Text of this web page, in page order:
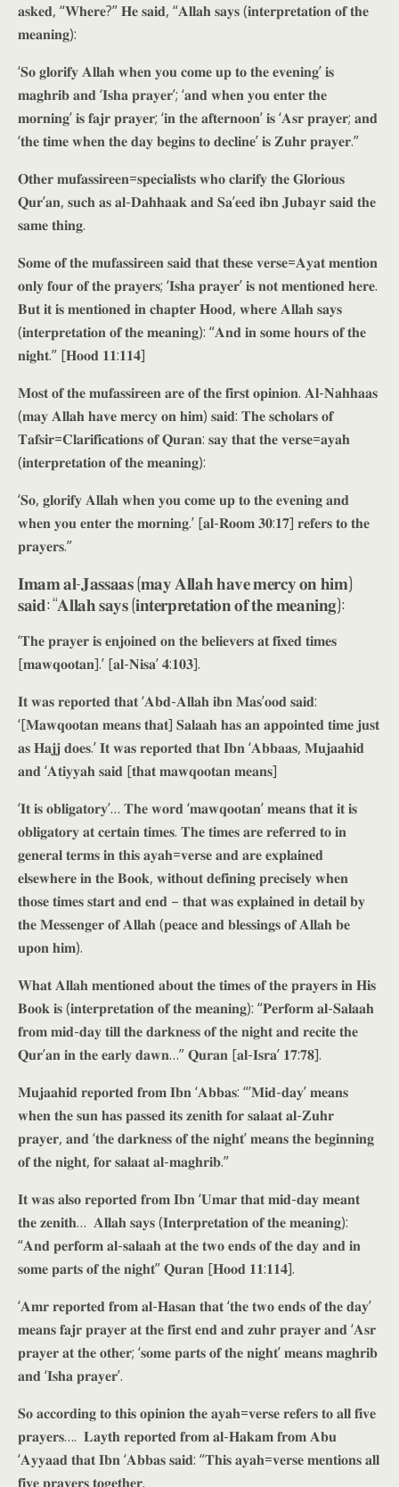
𝐚𝐬𝐤𝐞𝐝, “𝐖𝐡𝐞𝐫𝐞?” 𝐇𝐞 𝐬𝐚𝐢𝐝, “𝐀𝐥𝐥𝐚𝐡 𝐬𝐚𝐲𝐬 (𝐢𝐧𝐭𝐞𝐫𝐩𝐫𝐞𝐭𝐚𝐭𝐢𝐨𝐧 𝐨𝐟 𝐭𝐡𝐞
𝐦𝐞𝐚𝐧𝐢𝐧𝐠):
‘𝐒𝐨 𝐠𝐥𝐨𝐫𝐢𝐟𝐲 𝐀𝐥𝐥𝐚𝐡 𝐰𝐡𝐞𝐧 𝐲𝐨𝐮 𝐜𝐨𝐦𝐞 𝐮𝐩 𝐭𝐨 𝐭𝐡𝐞 𝐞𝐯𝐞𝐧𝐢𝐧𝐠’ 𝐢𝐬
𝐦𝐚𝐠𝐡𝐫𝐢𝐛 𝐚𝐧𝐝 ‘𝐈𝐬𝐡𝐚 𝐩𝐫𝐚𝐲𝐞𝐫’; ‘𝐚𝐧𝐝 𝐰𝐡𝐞𝐧 𝐲𝐨𝐮 𝐞𝐧𝐭𝐞𝐫 𝐭𝐡𝐞
𝐦𝐨𝐫𝐧𝐢𝐧𝐠’ 𝐢𝐬 𝐟𝐚𝐣𝐫 𝐩𝐫𝐚𝐲𝐞𝐫; ‘𝐢𝐧 𝐭𝐡𝐞 𝐚𝐟𝐭𝐞𝐫𝐧𝐨𝐨𝐧’ 𝐢𝐬 ‘𝐀𝐬𝐫 𝐩𝐫𝐚𝐲𝐞𝐫; 𝐚𝐧𝐝
‘𝐭𝐡𝐞 𝐭𝐢𝐦𝐞 𝐰𝐡𝐞𝐧 𝐭𝐡𝐞 𝐝𝐚𝐲 𝐛𝐞𝐠𝐢𝐧𝐬 𝐭𝐨 𝐝𝐞𝐜𝐥𝐢𝐧𝐞’ 𝐢𝐬 𝐙𝐮𝐡𝐫 𝐩𝐫𝐚𝐲𝐞𝐫.”
𝐎𝐭𝐡𝐞𝐫 𝐦𝐮𝐟𝐚𝐬𝐬𝐢𝐫𝐞𝐞𝐧=𝐬𝐩𝐞𝐜𝐢𝐚𝐥𝐢𝐬𝐭𝐬 𝐰𝐡𝐨 𝐜𝐥𝐚𝐫𝐢𝐟𝐲 𝐭𝐡𝐞 𝐆𝐥𝐨𝐫𝐢𝐨𝐮𝐬
𝐐𝐮𝐫’𝐚𝐧, 𝐬𝐮𝐜𝐡 𝐚𝐬 𝐚𝐥-𝐃𝐚𝐡𝐡𝐚𝐚𝐤 𝐚𝐧𝐝 𝐒𝐚’𝐞𝐞𝐝 𝐢𝐛𝐧 𝐉𝐮𝐛𝐚𝐲𝐫 𝐬𝐚𝐢𝐝 𝐭𝐡𝐞
𝐬𝐚𝐦𝐞 𝐭𝐡𝐢𝐧𝐠.
𝐒𝐨𝐦𝐞 𝐨𝐟 𝐭𝐡𝐞 𝐦𝐮𝐟𝐚𝐬𝐬𝐢𝐫𝐞𝐞𝐧 𝐬𝐚𝐢𝐝 𝐭𝐡𝐚𝐭 𝐭𝐡𝐞𝐬𝐞 𝐯𝐞𝐫𝐬𝐞=𝐀𝐲𝐚𝐭 𝐦𝐞𝐧𝐭𝐢𝐨𝐧
𝐨𝐧𝐥𝐲 𝐟𝐨𝐮𝐫 𝐨𝐟 𝐭𝐡𝐞 𝐩𝐫𝐚𝐲𝐞𝐫𝐬; ‘𝐈𝐬𝐡𝐚 𝐩𝐫𝐚𝐲𝐞𝐫’ 𝐢𝐬 𝐧𝐨𝐭 𝐦𝐞𝐧𝐭𝐢𝐨𝐧𝐞𝐝 𝐡𝐞𝐫𝐞.
𝐁𝐮𝐭 𝐢𝐭 𝐢𝐬 𝐦𝐞𝐧𝐭𝐢𝐨𝐧𝐞𝐝 𝐢𝐧 𝐜𝐡𝐚𝐩𝐭𝐞𝐫 𝐇𝐨𝐨𝐝, 𝐰𝐡𝐞𝐫𝐞 𝐀𝐥𝐥𝐚𝐡 𝐬𝐚𝐲𝐬
(𝐢𝐧𝐭𝐞𝐫𝐩𝐫𝐞𝐭𝐚𝐭𝐢𝐨𝐧 𝐨𝐟 𝐭𝐡𝐞 𝐦𝐞𝐚𝐧𝐢𝐧𝐠): “𝐀𝐧𝐝 𝐢𝐧 𝐬𝐨𝐦𝐞 𝐡𝐨𝐮𝐫𝐬 𝐨𝐟 𝐭𝐡𝐞
𝐧𝐢𝐠𝐡𝐭.” [𝐇𝐨𝐨𝐝 𝟏𝟏:𝟏𝟏𝟒]
𝐌𝐨𝐬𝐭 𝐨𝐟 𝐭𝐡𝐞 𝐦𝐮𝐟𝐚𝐬𝐬𝐢𝐫𝐞𝐞𝐧 𝐚𝐫𝐞 𝐨𝐟 𝐭𝐡𝐞 𝐟𝐢𝐫𝐬𝐭 𝐨𝐩𝐢𝐧𝐢𝐨𝐧. 𝐀𝐥-𝐍𝐚𝐡𝐡𝐚𝐚𝐬
(𝐦𝐚𝐲 𝐀𝐥𝐥𝐚𝐡 𝐡𝐚𝐯𝐞 𝐦𝐞𝐫𝐜𝐲 𝐨𝐧 𝐡𝐢𝐦) 𝐬𝐚𝐢𝐝: 𝐓𝐡𝐞 𝐬𝐜𝐡𝐨𝐥𝐚𝐫𝐬 𝐨𝐟
𝐓𝐚𝐟𝐬𝐢𝐫=𝐂𝐥𝐚𝐫𝐢𝐟𝐢𝐜𝐚𝐭𝐢𝐨𝐧𝐬 𝐨𝐟 𝐐𝐮𝐫𝐚𝐧: 𝐬𝐚𝐲 𝐭𝐡𝐚𝐭 𝐭𝐡𝐞 𝐯𝐞𝐫𝐬𝐞=𝐚𝐲𝐚𝐡
(𝐢𝐧𝐭𝐞𝐫𝐩𝐫𝐞𝐭𝐚𝐭𝐢𝐨𝐧 𝐨𝐟 𝐭𝐡𝐞 𝐦𝐞𝐚𝐧𝐢𝐧𝐠):
‘𝐒𝐨, 𝐠𝐥𝐨𝐫𝐢𝐟𝐲 𝐀𝐥𝐥𝐚𝐡 𝐰𝐡𝐞𝐧 𝐲𝐨𝐮 𝐜𝐨𝐦𝐞 𝐮𝐩 𝐭𝐨 𝐭𝐡𝐞 𝐞𝐯𝐞𝐧𝐢𝐧𝐠 𝐚𝐧𝐝
𝐰𝐡𝐞𝐧 𝐲𝐨𝐮 𝐞𝐧𝐭𝐞𝐫 𝐭𝐡𝐞 𝐦𝐨𝐫𝐧𝐢𝐧𝐠.’ [𝐚𝐥-𝐑𝐨𝐨𝐦 𝟑𝟎:𝟏𝟕] 𝐫𝐞𝐟𝐞𝐫𝐬 𝐭𝐨 𝐭𝐡𝐞
𝐩𝐫𝐚𝐲𝐞𝐫𝐬.”
𝐈𝐦𝐚𝐦 𝐚𝐥-𝐉𝐚𝐬𝐬𝐚𝐚𝐬 (𝐦𝐚𝐲 𝐀𝐥𝐥𝐚𝐡 𝐡𝐚𝐯𝐞 𝐦𝐞𝐫𝐜𝐲 𝐨𝐧 𝐡𝐢𝐦)
𝐬𝐚𝐢𝐝: “𝐀𝐥𝐥𝐚𝐡 𝐬𝐚𝐲𝐬 (𝐢𝐧𝐭𝐞𝐫𝐩𝐫𝐞𝐭𝐚𝐭𝐢𝐨𝐧 𝐨𝐟 𝐭𝐡𝐞 𝐦𝐞𝐚𝐧𝐢𝐧𝐠):
‘𝐓𝐡𝐞 𝐩𝐫𝐚𝐲𝐞𝐫 𝐢𝐬 𝐞𝐧𝐣𝐨𝐢𝐧𝐞𝐝 𝐨𝐧 𝐭𝐡𝐞 𝐛𝐞𝐥𝐢𝐞𝐯𝐞𝐫𝐬 𝐚𝐭 𝐟𝐢𝐱𝐞𝐝 𝐭𝐢𝐦𝐞𝐬
[𝐦𝐚𝐰𝐪𝐨𝐨𝐭𝐚𝐧].’ [𝐚𝐥-𝐍𝐢𝐬𝐚’ 𝟒:𝟏𝟎𝟑].
𝐈𝐭 𝐰𝐚𝐬 𝐫𝐞𝐩𝐨𝐫𝐭𝐞𝐝 𝐭𝐡𝐚𝐭 ‘𝐀𝐛𝐝-𝐀𝐥𝐥𝐚𝐡 𝐢𝐛𝐧 𝐌𝐚𝐬’𝐨𝐨𝐝 𝐬𝐚𝐢𝐝:
‘[𝐌𝐚𝐰𝐪𝐨𝐨𝐭𝐚𝐧 𝐦𝐞𝐚𝐧𝐬 𝐭𝐡𝐚𝐭] 𝐒𝐚𝐥𝐚𝐚𝐡 𝐡𝐚𝐬 𝐚𝐧 𝐚𝐩𝐩𝐨𝐢𝐧𝐭𝐞𝐝 𝐭𝐢𝐦𝐞 𝐣𝐮𝐬𝐭
𝐚𝐬 𝐇𝐚𝐣𝐣 𝐝𝐨𝐞𝐬.’ 𝐈𝐭 𝐰𝐚𝐬 𝐫𝐞𝐩𝐨𝐫𝐭𝐞𝐝 𝐭𝐡𝐚𝐭 𝐈𝐛𝐧 ‘𝐀𝐛𝐛𝐚𝐚𝐬, 𝐌𝐮𝐣𝐚𝐚𝐡𝐢𝐝
𝐚𝐧𝐝 ‘𝐀𝐭𝐢𝐲𝐲𝐚𝐡 𝐬𝐚𝐢𝐝 [𝐭𝐡𝐚𝐭 𝐦𝐚𝐰𝐪𝐨𝐨𝐭𝐚𝐧 𝐦𝐞𝐚𝐧𝐬]
‘𝐈𝐭 𝐢𝐬 𝐨𝐛𝐥𝐢𝐠𝐚𝐭𝐨𝐫𝐲’… 𝐓𝐡𝐞 𝐰𝐨𝐫𝐝 ‘𝐦𝐚𝐰𝐪𝐨𝐨𝐭𝐚𝐧’ 𝐦𝐞𝐚𝐧𝐬 𝐭𝐡𝐚𝐭 𝐢𝐭 𝐢𝐬
𝐨𝐛𝐥𝐢𝐠𝐚𝐭𝐨𝐫𝐲 𝐚𝐭 𝐜𝐞𝐫𝐭𝐚𝐢𝐧 𝐭𝐢𝐦𝐞𝐬. 𝐓𝐡𝐞 𝐭𝐢𝐦𝐞𝐬 𝐚𝐫𝐞 𝐫𝐞𝐟𝐞𝐫𝐫𝐞𝐝 𝐭𝐨 𝐢𝐧
𝐠𝐞𝐧𝐞𝐫𝐚𝐥 𝐭𝐞𝐫𝐦𝐬 𝐢𝐧 𝐭𝐡𝐢𝐬 𝐚𝐲𝐚𝐡=𝐯𝐞𝐫𝐬𝐞 𝐚𝐧𝐝 𝐚𝐫𝐞 𝐞𝐱𝐩𝐥𝐚𝐢𝐧𝐞𝐝
𝐞𝐥𝐬𝐞𝐰𝐡𝐞𝐫𝐞 𝐢𝐧 𝐭𝐡𝐞 𝐁𝐨𝐨𝐤, 𝐰𝐢𝐭𝐡𝐨𝐮𝐭 𝐝𝐞𝐟𝐢𝐧𝐢𝐧𝐠 𝐩𝐫𝐞𝐜𝐢𝐬𝐞𝐥𝐲 𝐰𝐡𝐞𝐧
𝐭𝐡𝐨𝐬𝐞 𝐭𝐢𝐦𝐞𝐬 𝐬𝐭𝐚𝐫𝐭 𝐚𝐧𝐝 𝐞𝐧𝐝 – 𝐭𝐡𝐚𝐭 𝐰𝐚𝐬 𝐞𝐱𝐩𝐥𝐚𝐢𝐧𝐞𝐝 𝐢𝐧 𝐝𝐞𝐭𝐚𝐢𝐥 𝐛𝐲
𝐭𝐡𝐞 𝐌𝐞𝐬𝐬𝐞𝐧𝐠𝐞𝐫 𝐨𝐟 𝐀𝐥𝐥𝐚𝐡 (𝐩𝐞𝐚𝐜𝐞 𝐚𝐧𝐝 𝐛𝐥𝐞𝐬𝐬𝐢𝐧𝐠𝐬 𝐨𝐟 𝐀𝐥𝐥𝐚𝐡 𝐛𝐞
𝐮𝐩𝐨𝐧 𝐡𝐢𝐦).
𝐖𝐡𝐚𝐭 𝐀𝐥𝐥𝐚𝐡 𝐦𝐞𝐧𝐭𝐢𝐨𝐧𝐞𝐝 𝐚𝐛𝐨𝐮𝐭 𝐭𝐡𝐞 𝐭𝐢𝐦𝐞𝐬 𝐨𝐟 𝐭𝐡𝐞 𝐩𝐫𝐚𝐲𝐞𝐫𝐬 𝐢𝐧 𝐇𝐢𝐬
𝐁𝐨𝐨𝐤 𝐢𝐬 (𝐢𝐧𝐭𝐞𝐫𝐩𝐫𝐞𝐭𝐚𝐭𝐢𝐨𝐧 𝐨𝐟 𝐭𝐡𝐞 𝐦𝐞𝐚𝐧𝐢𝐧𝐠): “𝐏𝐞𝐫𝐟𝐨𝐫𝐦 𝐚𝐥-𝐒𝐚𝐥𝐚𝐚𝐡
𝐟𝐫𝐨𝐦 𝐦𝐢𝐝-𝐝𝐚𝐲 𝐭𝐢𝐥𝐥 𝐭𝐡𝐞 𝐝𝐚𝐫𝐤𝐧𝐞𝐬𝐬 𝐨𝐟 𝐭𝐡𝐞 𝐧𝐢𝐠𝐡𝐭 𝐚𝐧𝐝 𝐫𝐞𝐜𝐢𝐭𝐞 𝐭𝐡𝐞
𝐐𝐮𝐫’𝐚𝐧 𝐢𝐧 𝐭𝐡𝐞 𝐞𝐚𝐫𝐥𝐲 𝐝𝐚𝐰𝐧…” 𝐐𝐮𝐫𝐚𝐧 [𝐚𝐥-𝐈𝐬𝐫𝐚’ 𝟏𝟕:𝟕𝟖].
𝐌𝐮𝐣𝐚𝐚𝐡𝐢𝐝 𝐫𝐞𝐩𝐨𝐫𝐭𝐞𝐝 𝐟𝐫𝐨𝐦 𝐈𝐛𝐧 ‘𝐀𝐛𝐛𝐚𝐬: “’𝐌𝐢𝐝-𝐝𝐚𝐲’ 𝐦𝐞𝐚𝐧𝐬
𝐰𝐡𝐞𝐧 𝐭𝐡𝐞 𝐬𝐮𝐧 𝐡𝐚𝐬 𝐩𝐚𝐬𝐬𝐞𝐝 𝐢𝐭𝐬 𝐳𝐞𝐧𝐢𝐭𝐡 𝐟𝐨𝐫 𝐬𝐚𝐥𝐚𝐚𝐭 𝐚𝐥-𝐙𝐮𝐡𝐫
𝐩𝐫𝐚𝐲𝐞𝐫, 𝐚𝐧𝐝 ‘𝐭𝐡𝐞 𝐝𝐚𝐫𝐤𝐧𝐞𝐬𝐬 𝐨𝐟 𝐭𝐡𝐞 𝐧𝐢𝐠𝐡𝐭’ 𝐦𝐞𝐚𝐧𝐬 𝐭𝐡𝐞 𝐛𝐞𝐠𝐢𝐧𝐧𝐢𝐧𝐠
𝐨𝐟 𝐭𝐡𝐞 𝐧𝐢𝐠𝐡𝐭, 𝐟𝐨𝐫 𝐬𝐚𝐥𝐚𝐚𝐭 𝐚𝐥-𝐦𝐚𝐠𝐡𝐫𝐢𝐛.”
𝐈𝐭 𝐰𝐚𝐬 𝐚𝐥𝐬𝐨 𝐫𝐞𝐩𝐨𝐫𝐭𝐞𝐝 𝐟𝐫𝐨𝐦 𝐈𝐛𝐧 ‘𝐔𝐦𝐚𝐫 𝐭𝐡𝐚𝐭 𝐦𝐢𝐝-𝐝𝐚𝐲 𝐦𝐞𝐚𝐧𝐭
𝐭𝐡𝐞 𝐳𝐞𝐧𝐢𝐭𝐡… 𝐀𝐥𝐥𝐚𝐡 𝐬𝐚𝐲𝐬 (𝐈𝐧𝐭𝐞𝐫𝐩𝐫𝐞𝐭𝐚𝐭𝐢𝐨𝐧 𝐨𝐟 𝐭𝐡𝐞 𝐦𝐞𝐚𝐧𝐢𝐧𝐠):
“𝐀𝐧𝐝 𝐩𝐞𝐫𝐟𝐨𝐫𝐦 𝐚𝐥-𝐬𝐚𝐥𝐚𝐚𝐡 𝐚𝐭 𝐭𝐡𝐞 𝐭𝐰𝐨 𝐞𝐧𝐝𝐬 𝐨𝐟 𝐭𝐡𝐞 𝐝𝐚𝐲 𝐚𝐧𝐝 𝐢𝐧
𝐬𝐨𝐦𝐞 𝐩𝐚𝐫𝐭𝐬 𝐨𝐟 𝐭𝐡𝐞 𝐧𝐢𝐠𝐡𝐭” 𝐐𝐮𝐫𝐚𝐧 [𝐇𝐨𝐨𝐝 𝟏𝟏:𝟏𝟏𝟒].
‘𝐀𝐦𝐫 𝐫𝐞𝐩𝐨𝐫𝐭𝐞𝐝 𝐟𝐫𝐨𝐦 𝐚𝐥-𝐇𝐚𝐬𝐚𝐧 𝐭𝐡𝐚𝐭 ‘𝐭𝐡𝐞 𝐭𝐰𝐨 𝐞𝐧𝐝𝐬 𝐨𝐟 𝐭𝐡𝐞 𝐝𝐚𝐲’
𝐦𝐞𝐚𝐧𝐬 𝐟𝐚𝐣𝐫 𝐩𝐫𝐚𝐲𝐞𝐫 𝐚𝐭 𝐭𝐡𝐞 𝐟𝐢𝐫𝐬𝐭 𝐞𝐧𝐝 𝐚𝐧𝐝 𝐳𝐮𝐡𝐫 𝐩𝐫𝐚𝐲𝐞𝐫 𝐚𝐧𝐝 ‘𝐀𝐬𝐫
𝐩𝐫𝐚𝐲𝐞𝐫 𝐚𝐭 𝐭𝐡𝐞 𝐨𝐭𝐡𝐞𝐫; ‘𝐬𝐨𝐦𝐞 𝐩𝐚𝐫𝐭𝐬 𝐨𝐟 𝐭𝐡𝐞 𝐧𝐢𝐠𝐡𝐭’ 𝐦𝐞𝐚𝐧𝐬 𝐦𝐚𝐠𝐡𝐫𝐢𝐛
𝐚𝐧𝐝 ‘𝐈𝐬𝐡𝐚 𝐩𝐫𝐚𝐲𝐞𝐫’.
𝐒𝐨 𝐚𝐜𝐜𝐨𝐫𝐝𝐢𝐧𝐠 𝐭𝐨 𝐭𝐡𝐢𝐬 𝐨𝐩𝐢𝐧𝐢𝐨𝐧 𝐭𝐡𝐞 𝐚𝐲𝐚𝐡=𝐯𝐞𝐫𝐬𝐞 𝐫𝐞𝐟𝐞𝐫𝐬 𝐭𝐨 𝐚𝐥𝐥 𝐟𝐢𝐯𝐞
𝐩𝐫𝐚𝐲𝐞𝐫𝐬…. 𝐋𝐚𝐲𝐭𝐡 𝐫𝐞𝐩𝐨𝐫𝐭𝐞𝐝 𝐟𝐫𝐨𝐦 𝐚𝐥-𝐇𝐚𝐤𝐚𝐦 𝐟𝐫𝐨𝐦 𝐀𝐛𝐮
‘𝐀𝐲𝐲𝐚𝐚𝐝 𝐭𝐡𝐚𝐭 𝐈𝐛𝐧 ‘𝐀𝐛𝐛𝐚𝐬 𝐬𝐚𝐢𝐝: “𝐓𝐡𝐢𝐬 𝐚𝐲𝐚𝐡=𝐯𝐞𝐫𝐬𝐞 𝐦𝐞𝐧𝐭𝐢𝐨𝐧𝐬 𝐚𝐥𝐥
𝐟𝐢𝐯𝐞 𝐩𝐫𝐚𝐲𝐞𝐫𝐬 𝐭𝐨𝐠𝐞𝐭𝐡𝐞𝐫.